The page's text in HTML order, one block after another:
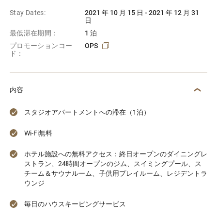
Stay Dates:
2021 年 10 月 15 日 - 2021 年 12 月 31
日
最低滞在期間：
1 泊
プロモーションコー
ド：
OPS
内容
スタジオアパートメントへの滞在（1泊）
Wi-Fi無料
ホテル施設への無料アクセス：終日オープンのダイニングレ
ストラン、24時間オープンのジム、スイミングプール、ス
チーム＆サウナルーム、子供用プレイルーム、レジデントラ
ウンジ
毎日のハウスキーピングサービス